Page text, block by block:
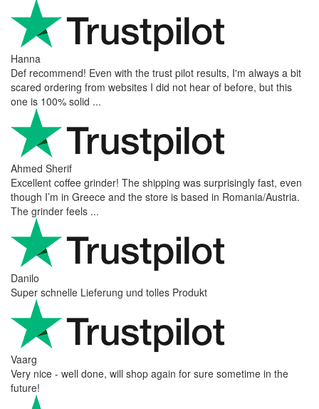
Hanna
Def recommend! Even with the trust pilot results, I'm always a bit
scared ordering from websites I did not hear of before, but this
one is 100% solid ...
Ahmed Sherif
Excellent coffee grinder! The shipping was surprisingly fast, even
though I’m in Greece and the store is based in Romania/Austria.
The grinder feels ...
Danilo
Super schnelle Lieferung und tolles Produkt
Vaarg
Very nice - well done, will shop again for sure sometime in the
future!